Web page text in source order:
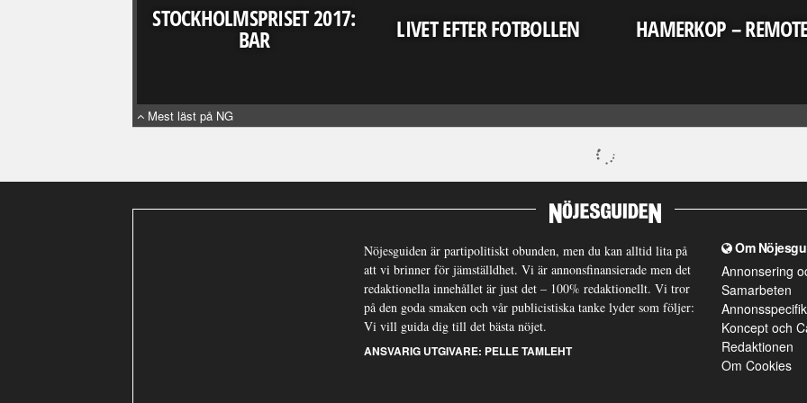
STOCKHOLMSPRISET 2017:
BAR LIVET EFTER FOTBOLLEN HAMERKOP –
Mest läst på NG
Nöjesguiden är partipolitiskt obunden, men du kan alltid lita på
att vi brinner för jämställdhet. Vi är annonsfinansierade men det
redaktionella innehållet är just det – 100% redaktionellt. Vi tror
på den goda smaken och vår publicistiska tanke lyder som följer:
Vi vill guida dig till det bästa nöjet.
ANSVARIG UTGIVARE: PELLE TAMLEHT
Om
Annonsering
Samarbeten
Koncept och
Redaktionen
Om Cookies